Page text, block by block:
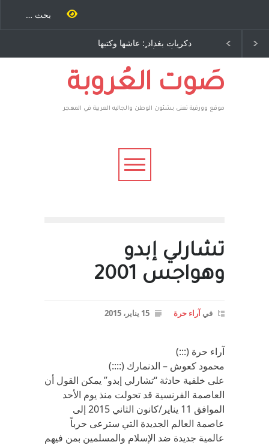
المستمر - قلم : راسم
دكريات بغداد ٍ: عاشها وكتبها
:وليد رباح – نيوجرسي –
الولايات المتحدة الامريكية
كتب
يقهر
صَوت العُروبة
موقع وورقية تعنى بشئون الوطن والجاليه العربية في المهجر
تشارلي إبدو
وهواجس 2001
فيآراء حرة 15 يناير، 2015
آراء حرة (:::)
محمود كعوش – الدنمارك (::::)
على خلفية حادثة “تشارلي إبدو” يمكن القول أن
العاصمة الفرنسية قد تحولت منذ يوم الأحد
الموافق 11 يناير/كانون الثاني 2015 إلى
عاصمة العالم الجديدة التي سترعى حرباً
عالمية جديدة ضد الإسلام والمسلمين بمن فيهم